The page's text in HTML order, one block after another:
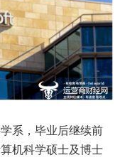
系，毕业后继续前
机科学硕士及博士